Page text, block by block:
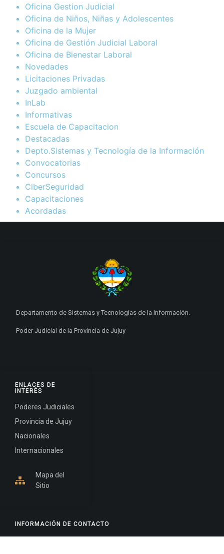
Oficina Gestion Judicial
Oficina de Niños, Niñas y Adolescentes
Oficina de la Mujer
Oficina de Gestión Judicial Laboral
Oficina de Bienestar Laboral
Novedades
Licitaciones Privadas
Juzgado ambiental
InLab
Informativas
Escuela de Capacitacion
Destacadas
Depto.Sistemas y Tecnología de la Información
Convocatorias
Concursos
CiberSeguridad
Capacitaciones
Acordadas
INFORMACIÓN DE CONTACTO
ENLACES DE
INTERÉS
Poderes Judiciales
Provincia de Jujuy
Nacionales
Internacionales
Mapa del
Sitio
Departamento de Sistemas y Tecnologías de la Información.
Poder Judicial de la Provincia de Jujuy